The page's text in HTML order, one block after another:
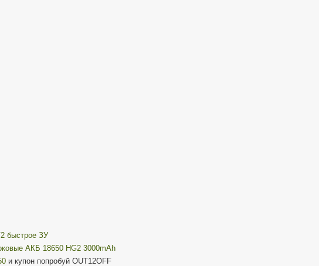
быстрое ЗУ
АКБ 18650 HG2 3000mAh
и купон попробуй OUT12OFF